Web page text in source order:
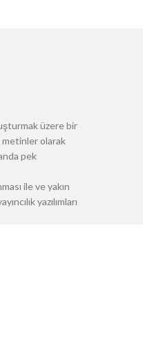
üzere bir
metinler olarak
pek
ile ve yakın
yazılımları